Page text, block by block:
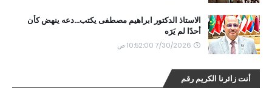
الاستاذ الدكتور ابراهيم مصطفى يكتب...دعه ينهض كأن
أحدًا لم يَرَه
7/30/2026 10:52:00 ص
أنت زائرنا الكريم رقم